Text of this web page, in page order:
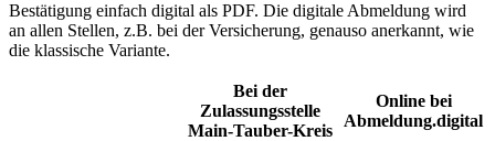
Bestätigung einfach digital als PDF. Die digitale Abmeldung wird
an allen Stellen, z.B. bei der Versicherung, genauso anerkannt, wie
die klassische Variante.
Bei der
Zulassungsstelle
Main-Tauber-Kreis
Online bei
Abmeldung.digital